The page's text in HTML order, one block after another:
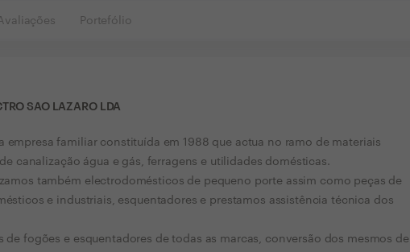
Portefólio
SAO LAZARO LDA
empresa familiar constituída em 1988 que actua no ramo de materiais
canalização água e gás, ferragens e utilidades domésticas.
também electrodomésticos de pequeno porte assim como peças de
e industriais, esquentadores e prestamos assistência técnica dos
de fogões e esquentadores de todas as marcas, conversão dos mesmos de